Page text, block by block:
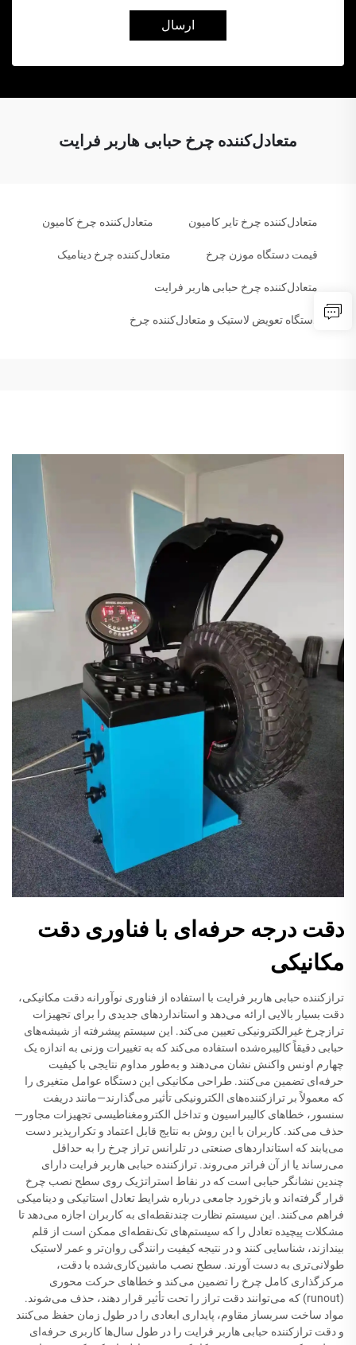
ارسال
متعادل‌کننده چرخ حبابی هاربر فرایت
متعادل‌کننده چرخ تایر کامیون متعادل‌کننده چرخ کامیون
قیمت دستگاه موزن چرخ متعادل‌کننده چرخ دینامیک
متعادل‌کننده چرخ حبابی هاربر فرایت
دستگاه تعویض لاستیک و متعادل‌کننده چرخ
دقت درجه حرفه‌ای با فناوری دقت
مکانیکی
ترازکننده حبابی هاربر فرایت با استفاده از فناوری نوآورانه دقت مکانیکی،
دقت بسیار بالایی ارائه می‌دهد و استانداردهای جدیدی را برای تجهیزات
ترازچرخ غیرالکترونیکی تعیین می‌کند. این سیستم پیشرفته از شیشه‌های
حبابی دقیقاً کالیبره‌شده استفاده می‌کند که به تغییرات وزنی به اندازه یک
چهارم اونس واکنش نشان می‌دهند و به‌طور مداوم نتایجی با کیفیت
حرفه‌ای تضمین می‌کنند. طراحی مکانیکی این دستگاه عوامل متغیری را
که معمولاً بر ترازکننده‌های الکترونیکی تأثیر می‌گذارند—مانند دریفت
سنسور، خطاهای کالیبراسیون و تداخل الکترومغناطیسی تجهیزات مجاور—
حذف می‌کند. کاربران با این روش به نتایج قابل اعتماد و تکرارپذیر دست
می‌یابند که استانداردهای صنعتی در تلرانس تراز چرخ را به حداقل
می‌رساند یا از آن فراتر می‌روند. ترازکننده حبابی هاربر فرایت دارای
چندین نشانگر حبابی است که در نقاط استراتژیک روی سطح نصب چرخ
قرار گرفته‌اند و بازخورد جامعی درباره شرایط تعادل استاتیکی و دینامیکی
فراهم می‌کنند. این سیستم نظارت چندنقطه‌ای به کاربران اجازه می‌دهد تا
مشکلات پیچیده تعادل را که سیستم‌های تک‌نقطه‌ای ممکن است از قلم
بیندازند، شناسایی کنند و در نتیجه کیفیت رانندگی روان‌تر و عمر لاستیک
طولانی‌تری به دست آورند. سطح نصب ماشین‌کاری‌شده با دقت،
مرکز‌گذاری کامل چرخ را تضمین می‌کند و خطاهای حرکت محوری
(runout) که می‌توانند دقت تراز را تحت تأثیر قرار دهند، حذف می‌شوند.
مواد ساخت سربساز مقاوم، پایداری ابعادی را در طول زمان حفظ می‌کنند
و دقت ترازکننده حبابی هاربر فرایت را در طول سال‌ها کاربری حرفه‌ای